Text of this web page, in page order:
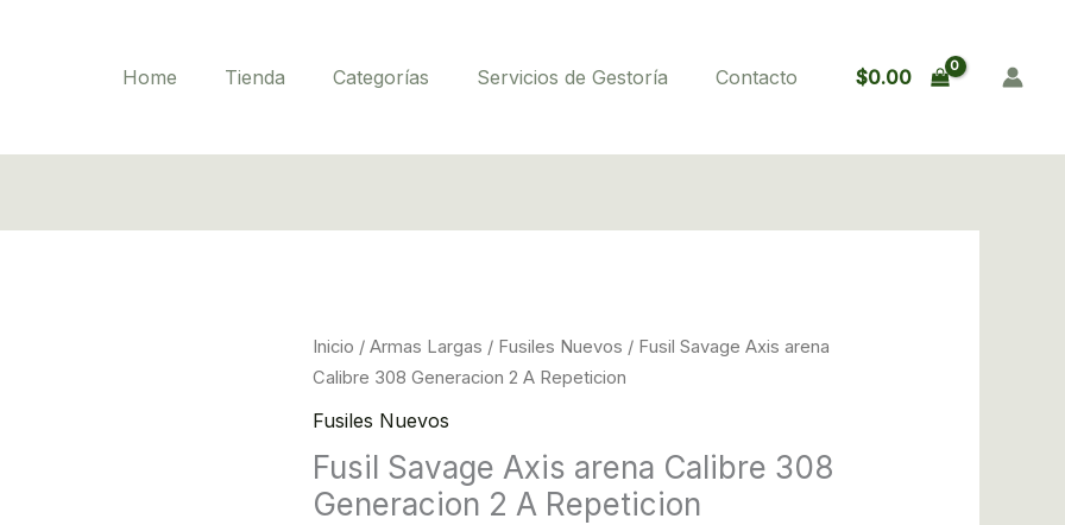
Home Tienda Categorías Servicios de Gestoría Contacto $0.00
Inicio /Armas Largas / Fusiles Nuevos / Fusil Savage Axis arena
Calibre 308 Generacion 2 A Repeticion
Fusiles Nuevos
Fusil Savage Axis arena Calibre 308
Generacion 2 A Repeticion
Original
price
Current
Fusil
Savage
Axis
Calibre
308